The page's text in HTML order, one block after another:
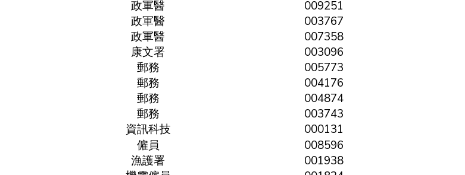
政軍醫
009251
政軍醫
003767
政軍醫
007358
康文署
003096
郵務
005773
郵務
004176
郵務
004874
郵務
003743
資訊科技
000131
僱員
008596
漁護署
001938